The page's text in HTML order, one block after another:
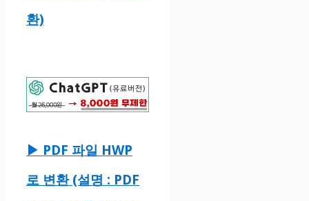
환)
▶ PDF 파일 HWP
로 변환 (설명 : PDF